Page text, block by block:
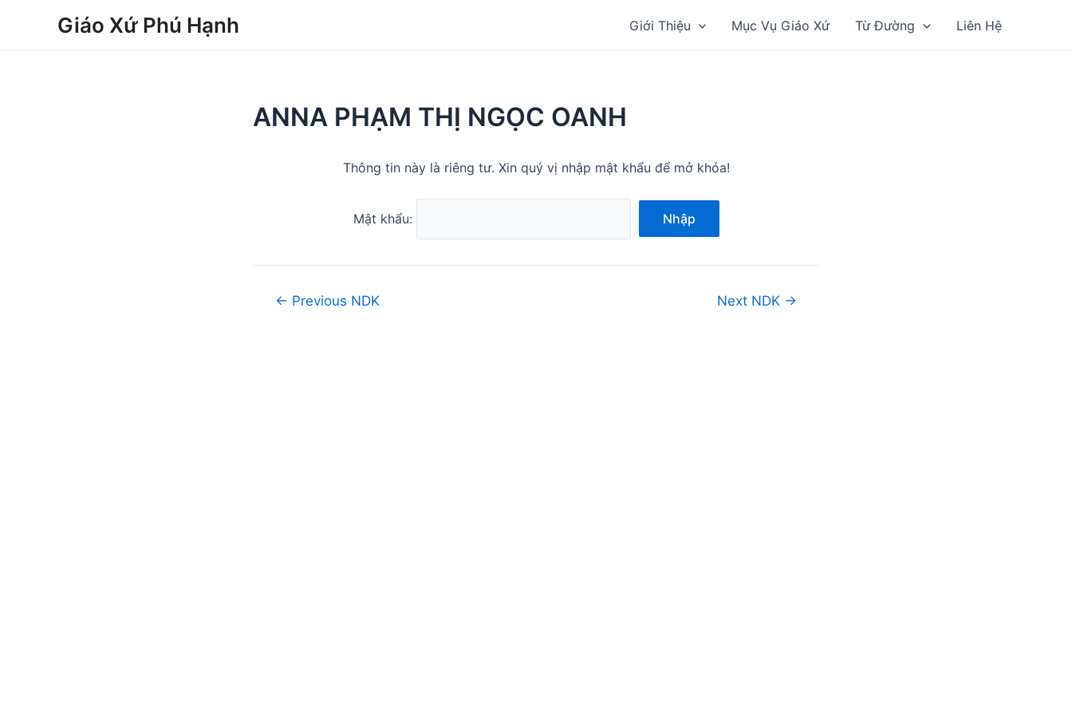
Giáo Xứ Phú Hạnh Giới Thiệu Mục Vụ Giáo Xứ Từ Đường Liên Hệ
ANNA PHẠM THỊ NGỌC OANH
Thông tin này là riêng tư. Xin quý vị nhập mật khẩu để mở khóa!
Mật khẩu: Nhập
← Previous NDK Next NDK →